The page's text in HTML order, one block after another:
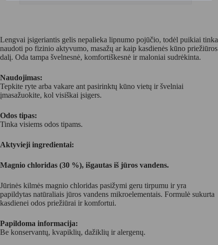
Lengvai įsigeriantis gelis nepalieka lipnumo pojūčio, todėl puikiai tinka
naudoti po fizinio aktyvumo, masažų ar kaip kasdienės kūno priežiūros
dalį. Oda tampa švelnesnė, komfortiškesnė ir maloniai sudrėkinta.
Naudojimas:
Tepkite ryte arba vakare ant pasirinktų kūno vietų ir švelniai
įmasažuokite, kol visiškai įsigers.
Odos tipas:
Tinka visiems odos tipams.
Aktyvieji ingredientai:
Magnio chloridas (30 %), išgautas iš jūros vandens.
Jūrinės kilmės magnio chloridas pasižymi geru tirpumu ir yra
papildytas natūraliais jūros vandens mikroelementais. Formulė sukurta
kasdienei odos priežiūrai ir komfortui.
Papildoma informacija:
Be konservantų, kvapiklių, dažiklių ir alergenų.